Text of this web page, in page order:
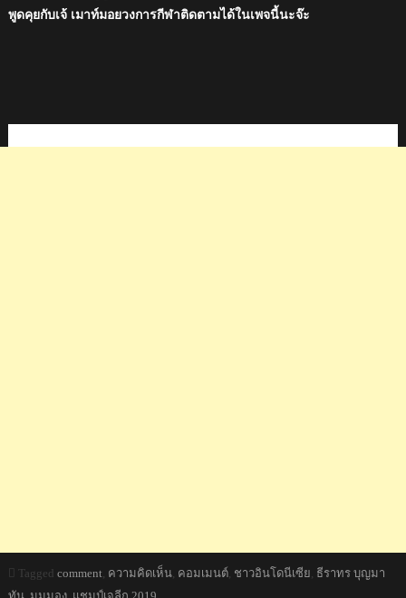
พูดคุยกับเจ้ เมาท์มอยวงการกีฬาติดตามได้ในเพจนี้นะจ๊ะ
Tagged comment ความคิดเห็น, คอมเมนต์, ชาวอินโดนีเซีย ธีราทร บุญมา